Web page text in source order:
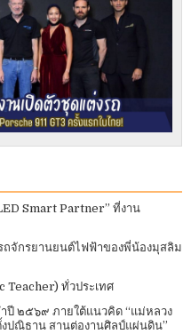
Smart Partner” ที่งาน
ถจักรยานยนต์ไฟฟ้าของพี่น้องมุสลิม
Teacher) ทั่วประเทศ​
าปี ๒๕๖๙ ภายใต้แนวคิด “แม่หลวง
ปณิธาน สานต่องานศิลป์แผ่นดิน”